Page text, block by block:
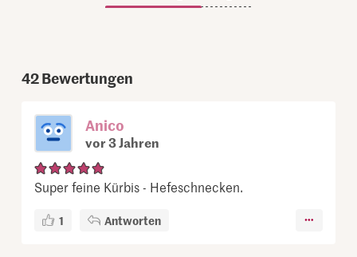
42Bewertungen
Anico
vor 3 Jahren
Super feine Kürbis - Hefeschnecken.
1 Antworten